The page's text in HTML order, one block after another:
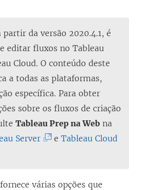
partir da versão 2020.4.1, é
editar fluxos no Tableau
Cloud. O conteúdo deste
a todas as plataformas,
específica. Para obter
sobre os fluxos de criação
Tableau Prep na Web na
Server(
i
e Tableau Cloud
várias opções que